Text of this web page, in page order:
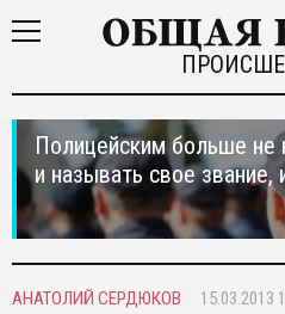
Полицейским больше не
и называть свое звание,
АНАТОЛИЙ СЕРДЮКОВ 15.03.2013